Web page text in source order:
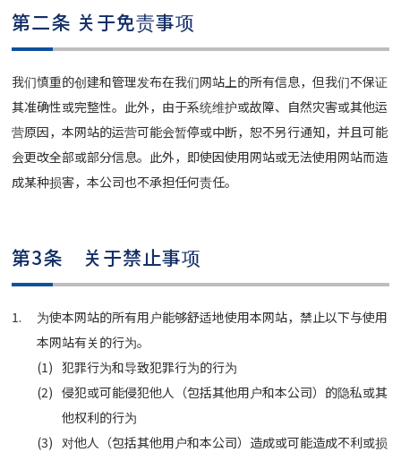
第二条 关于免责事项
我们慎重的创建和管理发布在我们网站上的所有信息，但我们不保证
其准确性或完整性。此外，由于系统维护或故障、自然灾害或其他运
营原因，本网站的运营可能会暂停或中断，恕不另行通知，并且可能
会更改全部或部分信息。此外，即使因使用网站或无法使用网站而造
成某种损害，本公司也不承担任何责任。
第3条 关于禁止事项
为使本网站的所有用户能够舒适地使用本网站，禁止以下与使用
本网站有关的行为。
犯罪行为和导致犯罪行为的行为
侵犯或可能侵犯他人（包括其他用户和本公司）的隐私或其
他权利的行为
对他人（包括其他用户和本公司）造成或可能造成不利或损